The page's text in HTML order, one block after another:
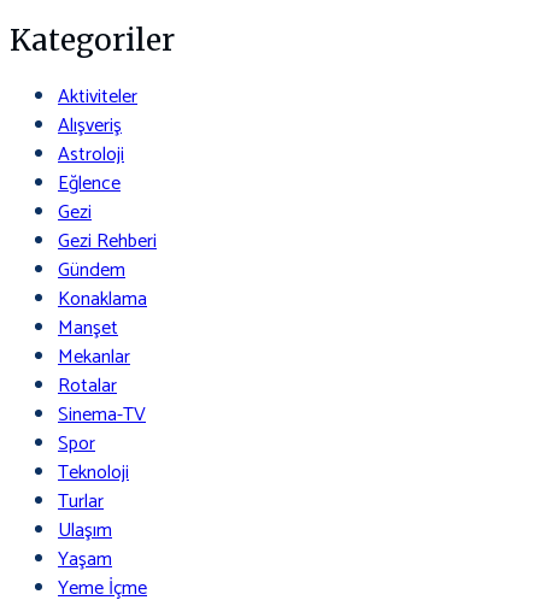
Kategoriler
Aktiviteler
Alışveriş
Astroloji
Eğlence
Gezi
Gezi Rehberi
Gündem
Konaklama
Manşet
Mekanlar
Rotalar
Sinema-TV
Spor
Teknoloji
Turlar
Ulaşım
Yaşam
Yeme İçme